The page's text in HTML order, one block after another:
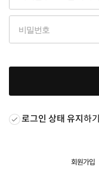
로그인 상태 유지하
회원가입